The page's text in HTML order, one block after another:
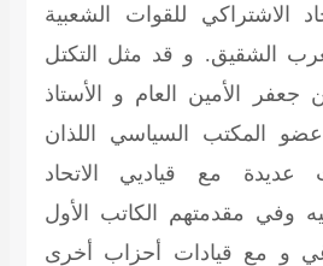
الاشتراكي للقوات الشعبية
الشقيق. و قد مثل التكتل
الأمين العام و الأستاذ
المكتب السياسي اللذان
عديدة مع قياديي الاتحاد
وفي مقدمتهم الكاتب الأول
و مع قيادات أحزاب أخرى